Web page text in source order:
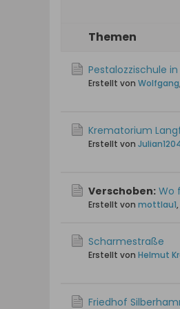
Themen
Pestalozzischule
Erstellt von Wolfgang,
Krematorium
Erstellt von
Verschoben: Wo
Erstellt von mottlau1,
Scharmestraße
Erstellt von Helmut
Friedhof